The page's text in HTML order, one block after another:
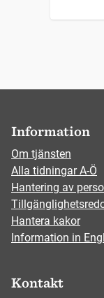
Information
Om tjänsten
Alla tidningar A-Ö
Hantering av
Hantera kakor
Information in
Kontakt